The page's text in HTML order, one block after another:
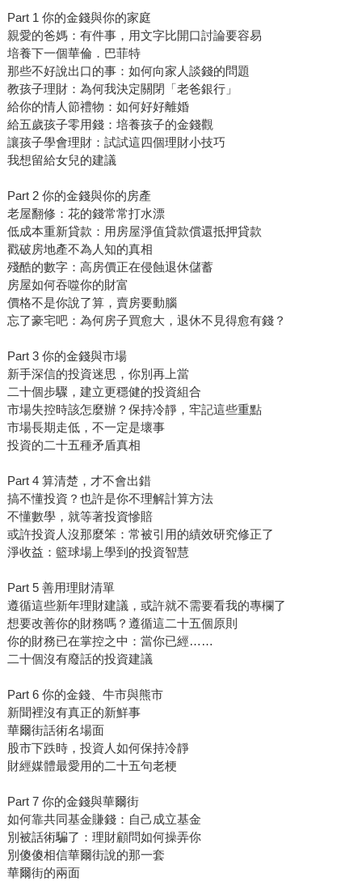
Part 1 你的金錢與你的家庭
親愛的爸媽：有件事，用文字比開口討論要容易
培養下一個華倫．巴菲特
那些不好說出口的事：如何向家人談錢的問題
教孩子理財：為何我決定關閉「老爸銀行」
給你的情人節禮物：如何好好離婚
給五歲孩子零用錢：培養孩子的金錢觀
讓孩子學會理財：試試這四個理財小技巧
我想留給女兒的建議
Part 2 你的金錢與你的房產
老屋翻修：花的錢常常打水漂
低成本重新貸款：用房屋淨值貸款償還抵押貸款
戳破房地產不為人知的真相
殘酷的數字：高房價正在侵蝕退休儲蓄
房屋如何吞噬你的財富
價格不是你說了算，賣房要動腦
忘了豪宅吧：為何房子買愈大，退休不見得愈有錢？
Part 3 你的金錢與市場
新手深信的投資迷思，你別再上當
二十個步驟，建立更穩健的投資組合
市場失控時該怎麼辦？保持冷靜，牢記這些重點
市場長期走低，不一定是壞事
投資的二十五種矛盾真相
Part 4 算清楚，才不會出錯
搞不懂投資？也許是你不理解計算方法
不懂數學，就等著投資慘賠
或許投資人沒那麼笨：常被引用的績效研究修正了
淨收益：籃球場上學到的投資智慧
Part 5 善用理財清單
遵循這些新年理財建議，或許就不需要看我的專欄了
想要改善你的財務嗎？遵循這二十五個原則
你的財務已在掌控之中：當你已經……
二十個沒有廢話的投資建議
Part 6 你的金錢、牛市與熊市
新聞裡沒有真正的新鮮事
華爾街話術名場面
股市下跌時，投資人如何保持冷靜
財經媒體最愛用的二十五句老梗
Part 7 你的金錢與華爾街
如何靠共同基金賺錢：自己成立基金
別被話術騙了：理財顧問如何操弄你
別傻傻相信華爾街說的那一套
華爾街的兩面